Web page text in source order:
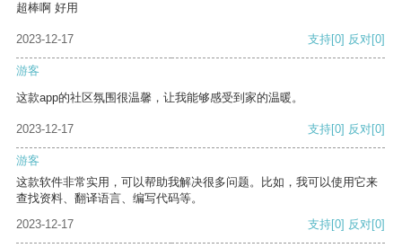
超棒啊 好用
2023-12-17 支持[0] 反对[0]
游客
这款app的社区氛围很温馨，让我能够感受到家的温暖。
2023-12-17 支持[0] 反对[0]
游客
这款软件非常实用，可以帮助我解决很多问题。比如，我可以使用它来
查找资料、翻译语言、编写代码等。
2023-12-17
支持[0] 反对[0]